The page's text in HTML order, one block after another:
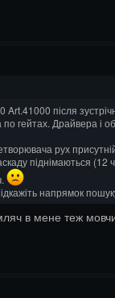
після
по гейтах. Драйвера
рух
піднімаються
напрямок
в мене теж